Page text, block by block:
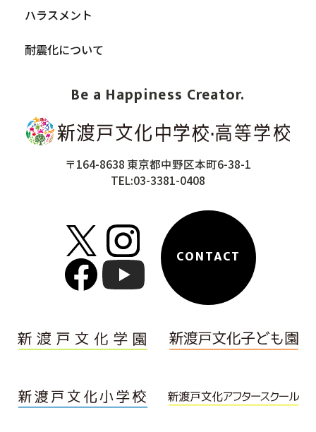
Be a Happiness Creator.
〒164-8638 東京都中野区本町6-38-1
TEL:03-3381-0408
CONTACT
ハラスメント
耐震化について